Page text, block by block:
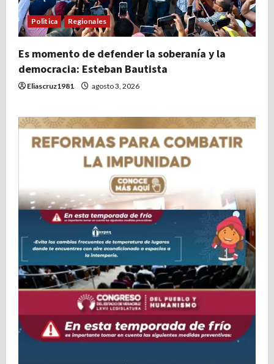
Politica Regionales
Es momento de defender la soberanía y la
democracia: Esteban Bautista
Eliascruz1981 agosto 3, 2026